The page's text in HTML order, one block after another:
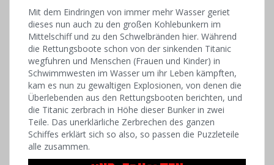
Mit dem Eindringen von immer mehr Wasser geriet
dieses nun auch zu den großen Kohlebunkern im
Mittelschiff und zu den Schwelbränden hier. Während
die Rettungsboote schon von der sinkenden Titanic
wegfuhren und Menschen (Frauen und Kinder) in
Schwimmwesten im Wasser um ihr Leben kämpften,
kam es nun zu gewaltigen Explosionen, von denen die
Überlebenden aus den Rettungsbooten berichten, und
die Titanic zerbrach in Höhe dieser Bunker in zwei
Teile. Das unerklärliche Zerbrechen des ganzen
Schiffes erklärt sich so also, so passen die Puzzleteile
alle zusammen.